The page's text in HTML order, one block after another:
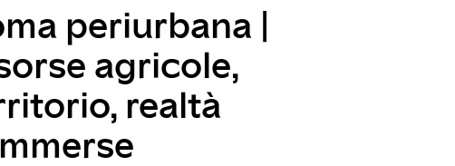
periurbana |
agricole,
realtà